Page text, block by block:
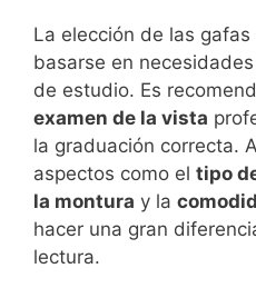
La elección de las
basarse en
de estudio. Es
examen de la vista
la graduación correcta.
aspectos como el tipo
la montura y la
hacer una gran
lectura.